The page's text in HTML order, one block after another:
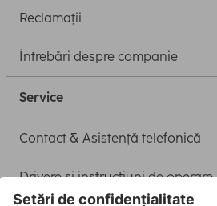
Reclamații
Întrebări despre companie
Service
Contact & Asistență telefonică
Drivere și instrucțiuni de operare